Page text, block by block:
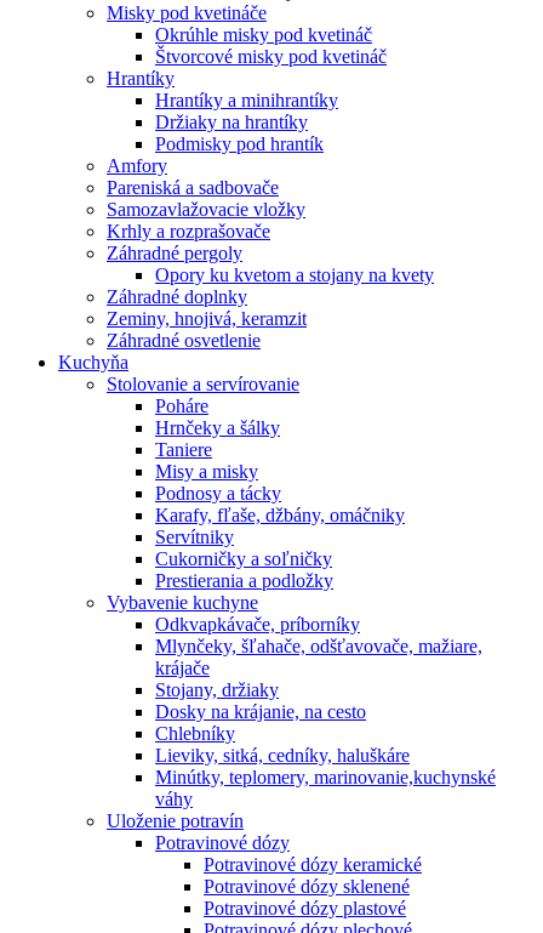
Misky pod kvetináče
Okrúhle misky pod kvetináč
Štvorcové misky pod kvetináč
Hrantíky
Hrantíky a minihrantíky
Držiaky na hrantíky
Podmisky pod hrantík
Amfory
Pareniská a sadbovače
Samozavlažovacie vložky
Krhly a rozprašovače
Záhradné pergoly
Opory ku kvetom a stojany na kvety
Záhradné doplnky
Zeminy, hnojivá, keramzit
Záhradné osvetlenie
Kuchyňa
Stolovanie a servírovanie
Poháre
Hrnčeky a šálky
Taniere
Misy a misky
Podnosy a tácky
Karafy, fľaše, džbány, omáčniky
Servítniky
Cukorničky a soľničky
Prestierania a podložky
Vybavenie kuchyne
Odkvapkávače, príborníky
Mlynčeky, šľahače, odšťavovače, mažiare,
krájače
Stojany, držiaky
Dosky na krájanie, na cesto
Chlebníky
Lieviky, sitká, cedníky, haluškáre
Minútky, teplomery, marinovanie,kuchynské
váhy
Uloženie potravín
Potravinové dózy
Potravinové dózy keramické
Potravinové dózy sklenené
Potravinové dózy plastové